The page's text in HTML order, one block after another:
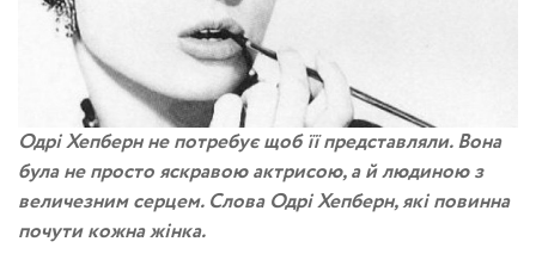
Одрі Хепберн не потребує щоб її представляли. Вона
була не просто яскравою актрисою, а й людиною з
величезним серцем. Слова Одрі Хепберн, які повинна
почути кожна жінка.